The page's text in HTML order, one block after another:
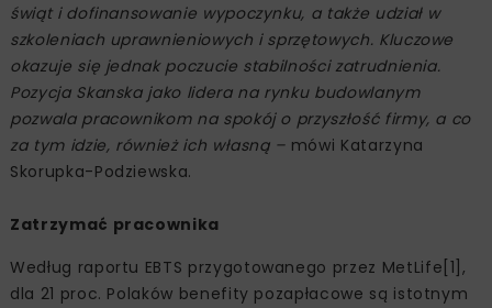
świąt i dofinansowanie wypoczynku, a także udział w
szkoleniach uprawnieniowych i sprzętowych. Kluczowe
okazuje się jednak poczucie stabilności zatrudnienia.
Pozycja Skanska jako lidera na rynku budowlanym
pozwala pracownikom na spokój o przyszłość firmy, a co
za tym idzie, również ich własną – mówi Katarzyna
Skorupka-Podziewska.
Zatrzymać pracownika
Według raportu EBTS przygotowanego przez MetLife[1],
dla 21 proc. Polaków benefity pozapłacowe są istotnym